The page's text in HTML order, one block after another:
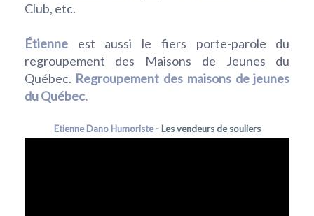
Club, etc.
Étienneest aussi le fiers porte-parole du
regroupement des Maisons de Jeunes du
Québec. Regroupement des maisons de jeunes
du Québec.
Etienne Dano Humoriste- Les vendeurs de souliers